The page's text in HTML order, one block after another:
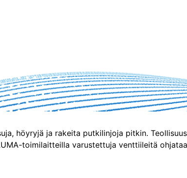
alue
höyryjä ja rakeita putkilinjoja pitkin.
toimilaitteilla varustettuja venttiileitä